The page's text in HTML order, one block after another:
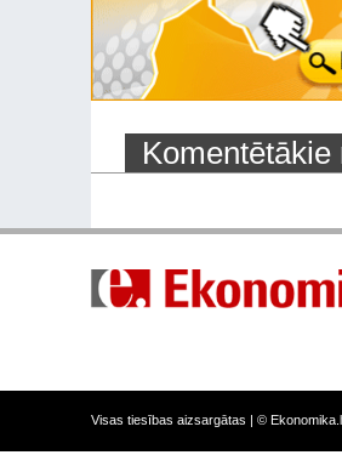
Komentētākie
Visas tiesības aizsargātas | ©